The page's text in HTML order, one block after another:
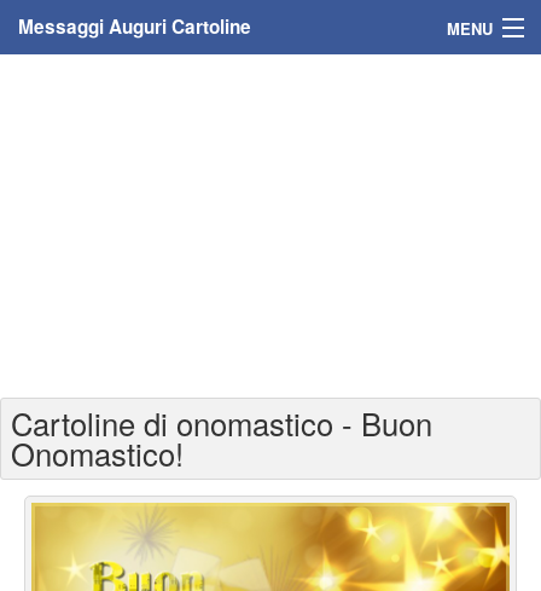
Messaggi Auguri Cartoline MENU
Cartoline auguri anni
Cartoline giorni anno
Cartoline giorni settimana
Cartoline di onomastico - Buon
Onomastico!